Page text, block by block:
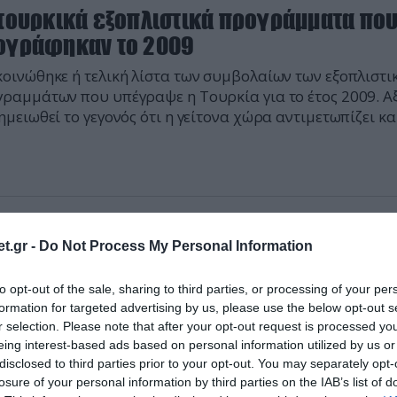
- Do Not Process My Personal Information
opt-out of the sale, sharing to third parties, or processing of your
for targeted advertising by us, please use the below opt-out
selection. Please note that after your opt-out request is processed
interest-based ads based on personal information utilized by us
to third parties prior to your opt-out. You may separately
of your personal information by third parties on the IAB’s list of
εξοπλιστικά προγράμματα που
το 2009
ή τελική λίστα των συμβολαίων των
που υπέγραψε η Τουρκία για το έτος 2009.
το γεγονός ότι η γείτονα χώρα αντιμετωπίζει
ανέρχονται στα 3284,5 εκατ. ευρώ και
προγράμματα.
Τουρκίας για σύστημα παθητικού
με… ελληνική «βοήθεια»!
πλήρως αντιληφθεί την σημασία της επικαλύψεως
αισθητήρων για ενα ολοκληρωμένο σύστημα
του εθνικού θαλασσίου και εναερίου χώρου οι
δημοσιοποίησαν RFI για ενα σύστημα ΠΑΘΗΤΙΚΟΥ